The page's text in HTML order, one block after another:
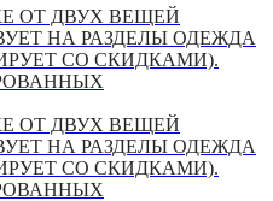
ОТ ДВУХ ВЕЩЕЙ
НА РАЗДЕЛЫ ОДЕЖДА
СО СКИДКАМИ).
ОТ ДВУХ ВЕЩЕЙ
НА РАЗДЕЛЫ ОДЕЖДА
СО СКИДКАМИ).